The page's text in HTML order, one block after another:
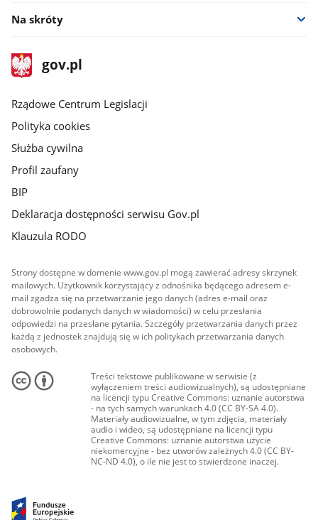
Na skróty
stopka
gov.plStrona
gov.pl
Rządowe Centrum Legislacji
Polityka cookies
Służba cywilna
Profil zaufany
BIP
Deklaracja dostępności serwisu Gov.pl
Klauzula RODO
Strony dostępne w domenie www.gov.pl mogą zawierać adresy skrzynek
mailowych. Użytkownik korzystający z odnośnika będącego adresem e-
mail zgadza się na przetwarzanie jego danych (adres e-mail oraz
dobrowolnie podanych danych w wiadomości) w celu przesłania
odpowiedzi na przesłane pytania. Szczegóły przetwarzania danych przez
każdą z jednostek znajdują się w ich politykach przetwarzania danych
osobowych.
Treści tekstowe publikowane w serwisie (z
wyłączeniem treści audiowizualnych), są udostępniane
na licencji typu Creative Commons: uznanie autorstwa
- na tych samych warunkach 4.0 (CC BY-SA 4.0).
Materiały audiowizualne, w tym zdjęcia, materiały
audio i wideo, są udostępniane na licencji typu
Creative Commons: uznanie autorstwa użycie
niekomercyjne - bez utworów zależnych 4.0 (CC BY-
NC-ND 4.0), o ile nie jest to stwierdzone inaczej.